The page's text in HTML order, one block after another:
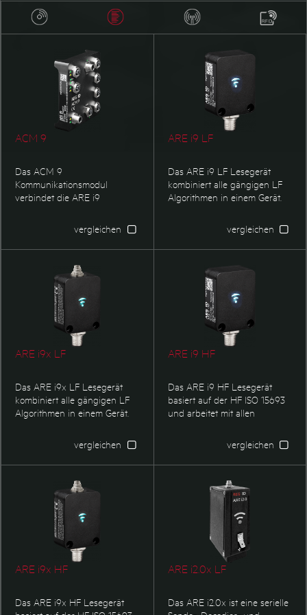
Zubehör ARE K1
ACM 9
Das ACM 9
Kommunikationsmodul
verbindet die ARE i9
aktuellesten Schnittstellen.
Gleichzeitig kann es als
Multiplexer verwendet
werden, da bis zu 4
Lesegeräte angeschlossen
werden können. Dies kann im
Mix erfolgen, somit lassen sich
hier LF und HF Komponenten
kombinieren.
vergleichen
ARE i9 LF
Das ARE i9 LF Lesegerät
kombiniert alle gängigen LF
Algorithmen in einem Gerät.
Bauform und Möglichkeit zur
Montage direkt auf Metall
machen es zu einem idealen
Applikationen.
vergleichen
ARE i9x LF
Das ARE i9x LF Lesegerät
kombiniert alle gängigen LF
Algorithmen in einem Gerät.
Bauform und Möglichkeit zur
Montage direkt auf Metall
machen es zu einem idealen
Lesegerät für alle industriellen
Applikationen. Im Vergleich
zum ARE i9 bestitz das ARE
i9x einen Anschluss für eine
externe Antenne.
vergleichen
ARE i9 HF
Das ARE i9 HF Lesegerät
basiert auf der HF ISO 15693
und arbeitet mit allen
Die äußerst kompakte
Bauform und Möglichkeit zur
Montage direkt auf Metall
machen es zu einem idealen
Lesegerät für alle industriellen
Appliaktionen sowie zur
Bedieneranmeldung an
Maschinen und Anlagen.
vergleichen
ARE i9x HF
Das ARE i9x HF Lesegerät
ARE i2.0x LF
Das ARE i2.0x ist eine serielle